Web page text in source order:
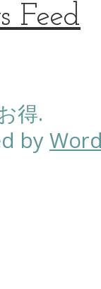
Feed
得.
by